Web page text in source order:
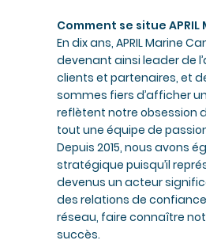
Comment se situe
En dix ans, APRIL Marine
devenant ainsi leader de
clients et partenaires, et
sommes fiers d’afficher
reflètent notre obsession
tout une équipe de
Depuis 2015, nous avons
stratégique puisqu’il
devenus un acteur
des relations de
réseau, faire connaître
succès.